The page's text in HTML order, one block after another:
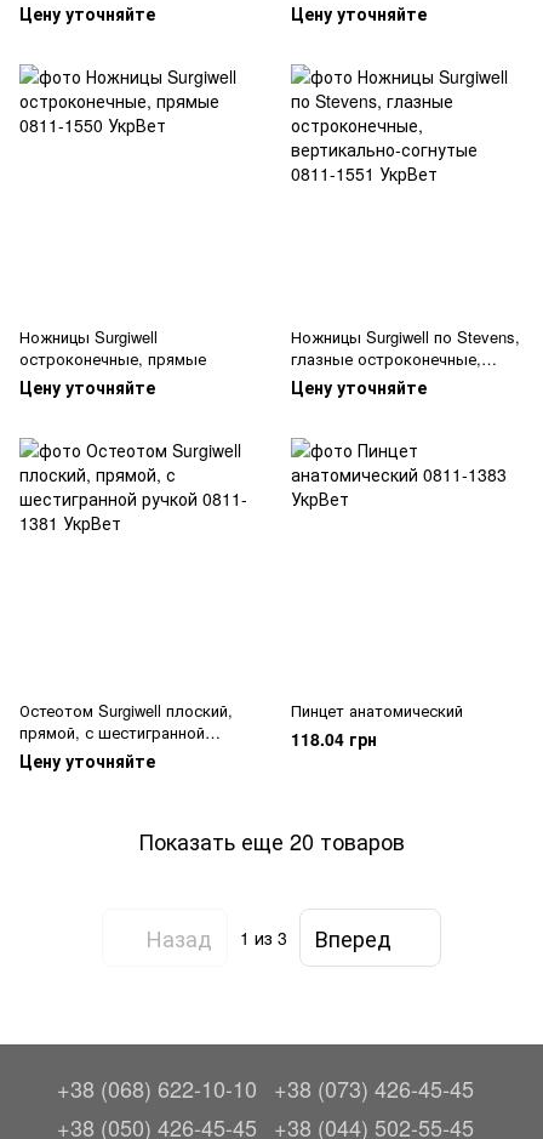
Цену уточняйте Цену уточняйте
Ножницы Surgiwell
остроконечные, прямые
Цену уточняйте
Ножницы Surgiwell по Stevens,
глазные остроконечные,
вертикально-согнутые
Цену уточняйте
Остеотом Surgiwell плоский,
прямой, с шестигранной
ручкой
Цену уточняйте
Пинцет анатомический
118.04 грн
Показать еще 20 товаров
Назад 1 из 3 Вперед
+38 (068) 622-10-10
+38 (073) 426-45-45
+38 (050) 426-45-45
+38 (044) 502-55-45